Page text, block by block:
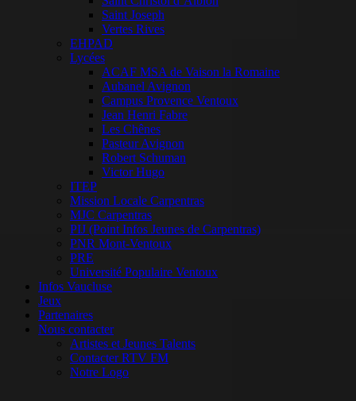
Saint Joseph
Vertes Rives
EHPAD
Lycées
ACAF MSA de Vaison la Romaine
Aubanel Avignon
Campus Provence Ventoux
Jean Henri Fabre
Les Chênes
Pasteur Avignon
Robert Schuman
Victor Hugo
ITEP
Mission Locale Carpentras
MJC Carpentras
PIJ (Point Infos Jeunes de Carpentras)
PNR Mont-Ventoux
PRE
Université Populaire Ventoux
Infos Vaucluse
Jeux
Partenaires
Nous contacter
Artistes et Jeunes Talents
Contacter RTV FM
Notre Logo